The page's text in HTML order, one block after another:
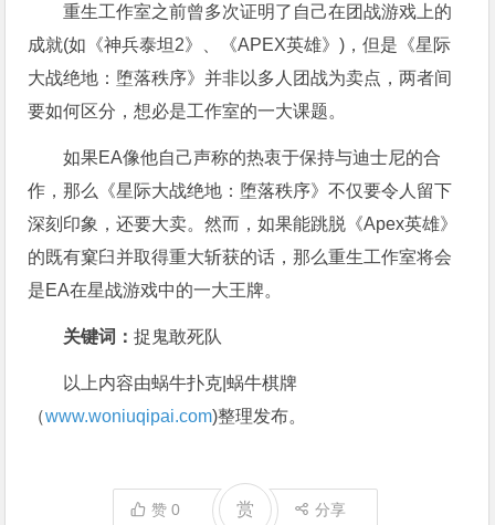
重生工作室之前曾多次证明了自己在团战游戏上的
成就(如《神兵泰坦2》、《APEX英雄》)，但是《星际
大战绝地：堕落秩序》并非以多人团战为卖点，两者间
要如何区分，想必是工作室的一大课题。
如果EA像他自己声称的热衷于保持与迪士尼的合
作，那么《星际大战绝地：堕落秩序》不仅要令人留下
深刻印象，还要大卖。然而，如果能跳脱《Apex英雄》
的既有窠臼并取得重大斩获的话，那么重生工作室将会
是EA在星战游戏中的一大王牌。
关键词：捉鬼敢死队
以上内容由蜗牛扑克|蜗牛棋牌
（www.woniuqipai.com)整理发布。
赞0 赏 分享